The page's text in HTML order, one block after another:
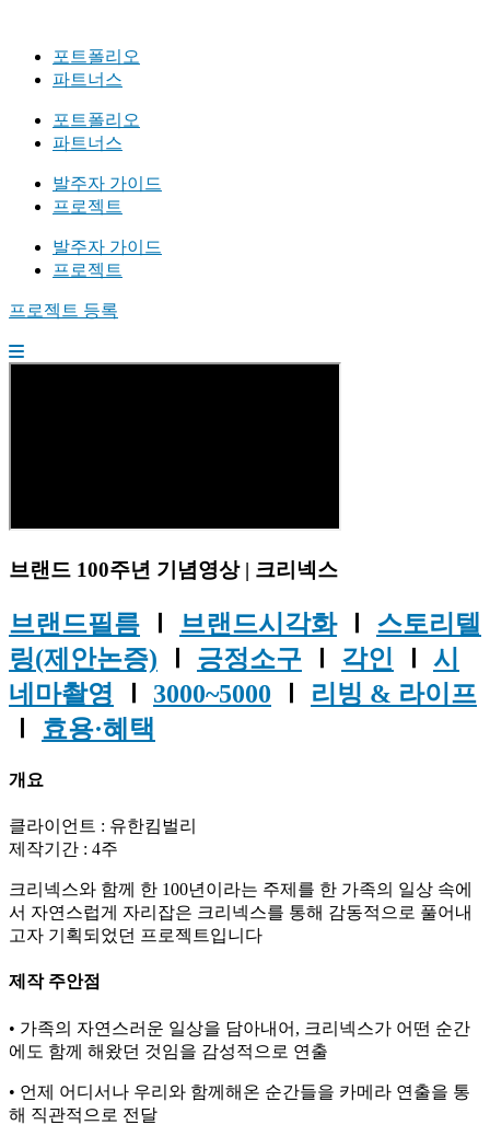
포트폴리오
파트너스
포트폴리오
파트너스
발주자 가이드
프로젝트
발주자 가이드
프로젝트
프로젝트 등록
브랜드 100주년 기념영상 | 크리넥스
브랜드필름 브랜드시각화Ⅰ 스토리텔
링(제안논증)
긍정소구 각인
시
네마촬영
3000~5000
리빙 & 라이프
효용·혜택
개요
클라이언트 : 유한킴벌리
제작기간 : 4주
크리넥스와 함께 한 100년이라는 주제를 한 가족의 일상 속에
서 자연스럽게 자리잡은 크리넥스를 통해 감동적으로 풀어내
고자 기획되었던 프로젝트입니다
제작 주안점
• 가족의 자연스러운 일상을 담아내어, 크리넥스가 어떤 순간
에도 함께 해왔던 것임을 감성적으로 연출
• 언제 어디서나 우리와 함께해온 순간들을 카메라 연출을 통
해 직관적으로 전달